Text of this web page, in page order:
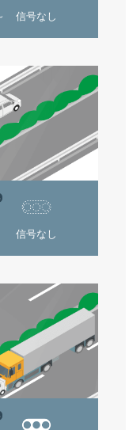
信号なし
信号なし